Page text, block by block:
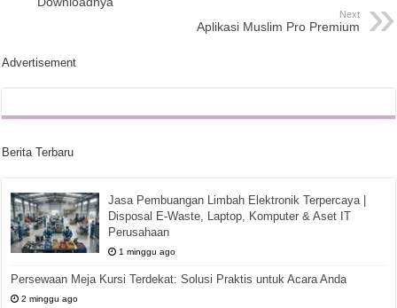
Next
Aplikasi Muslim Pro Premium
Advertisement
Berita Terbaru
Jasa Pembuangan Limbah Elektronik Terpercaya |
Disposal E-Waste, Laptop, Komputer & Aset IT
Perusahaan
1 minggu ago
Persewaan Meja Kursi Terdekat: Solusi Praktis untuk Acara Anda
2 minggu ago